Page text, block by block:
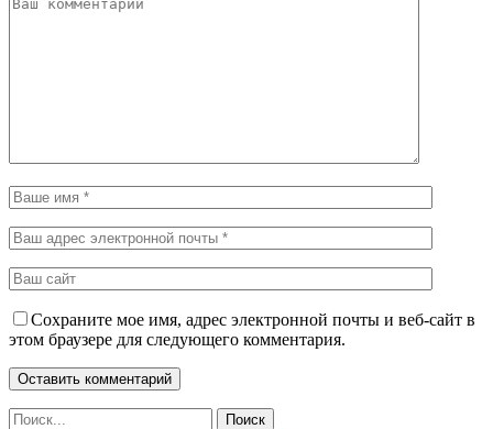
Сохраните мое имя, адрес электронной почты и веб-сайт в
этом браузере для следующего комментария.